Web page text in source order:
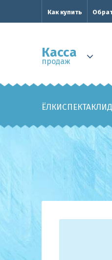
Как купить
Касса
продаж
ЁЛКИСПЕКТАКЛИ